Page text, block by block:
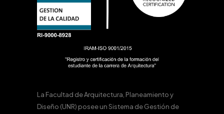
La Facultad de Arquitectura, Planeamiento y
Diseño (UNR) posee un Sistema de Gestión de